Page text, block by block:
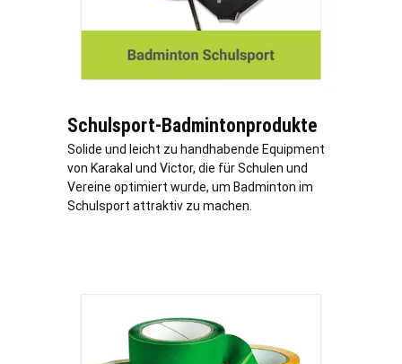
Schulsport-Badmintonprodukte
Solide und leicht zu handhabende Equipment
von Karakal und Victor, die für Schulen und
Vereine optimiert wurde, um Badminton im
Schulsport attraktiv zu machen.